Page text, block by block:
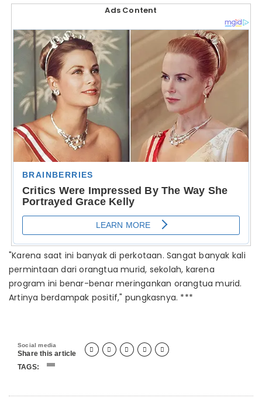
Ads Content
"Karena saat ini banyak di perkotaan. Sangat banyak kali
permintaan dari orangtua murid, sekolah, karena
program ini benar-benar meringankan orangtua murid.
Artinya berdampak positif," pungkasnya. ***
Social media
Share this article     
TAGS: